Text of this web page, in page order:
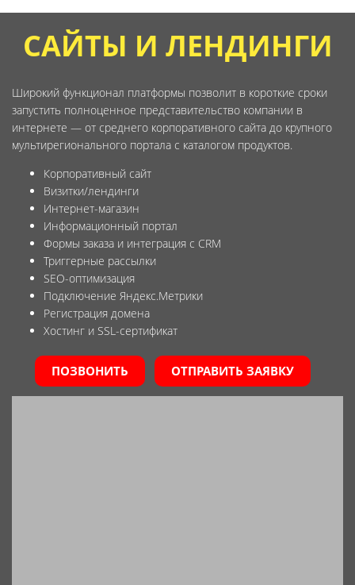
САЙТЫ И ЛЕНДИНГИ
Широкий функционал платформы позволит в короткие сроки
запустить полноценное представительство компании в
интернете — от среднего корпоративного сайта до крупного
мультирегионального портала с каталогом продуктов.
Корпоративный сайт
Визитки/лендинги
Интернет-магазин
Информационный портал
Формы заказа и интеграция с CRM
Триггерные рассылки
SEO-оптимизация
Подключение Яндекс.Метрики
Регистрация домена
Хостинг и SSL-сертификат
ПОЗВОНИТЬ ОТПРАВИТЬ ЗАЯВКУ